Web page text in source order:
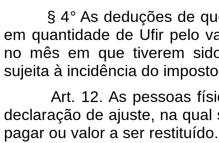
§ 4° As deduções de que
em quantidade de Ufir pelo
no mês em que tiverem
sujeita à incidência do
Art. 12. As pessoas
declaração de ajuste, na
pagar ou valor a ser restituído.